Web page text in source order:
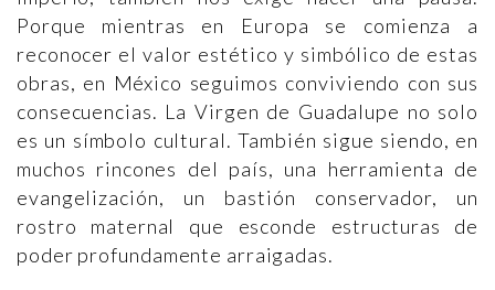
Porque mientras en Europa se comienza a
reconocer el valor estético y simbólico de estas
obras, en México seguimos conviviendo con sus
consecuencias. La Virgen de Guadalupe no solo
es un símbolo cultural. También sigue siendo, en
muchos rincones del país, una herramienta de
evangelización, un bastión conservador, un
rostro maternal que esconde estructuras de
poder profundamente arraigadas.